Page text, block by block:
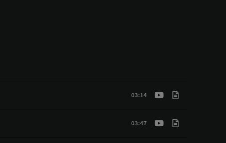
03:14
03:47